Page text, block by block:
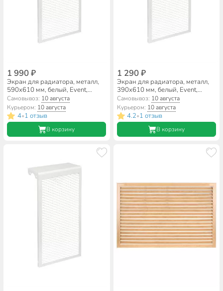
1 990 ₽
Экран для радиатора, металл,
590х610 мм, белый, Event,
РЭМ-6-кс
Самовывоз: 10 августа
Курьером: 10 августа
4•1 отзыв
В корзину
1 290 ₽
Экран для радиатора, металл,
390х610 мм, белый, Event,
РЭМ-4-кс
Самовывоз: 10 августа
Курьером: 10 августа
4.2•1 отзыв
В корзину